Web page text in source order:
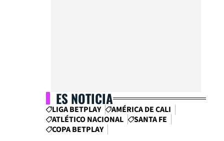
ES NOTICIA
LIGA BETPLAY
AMÉRICA DE CALI
ATLÉTICO NACIONAL
SANTA FE
COPA BETPLAY